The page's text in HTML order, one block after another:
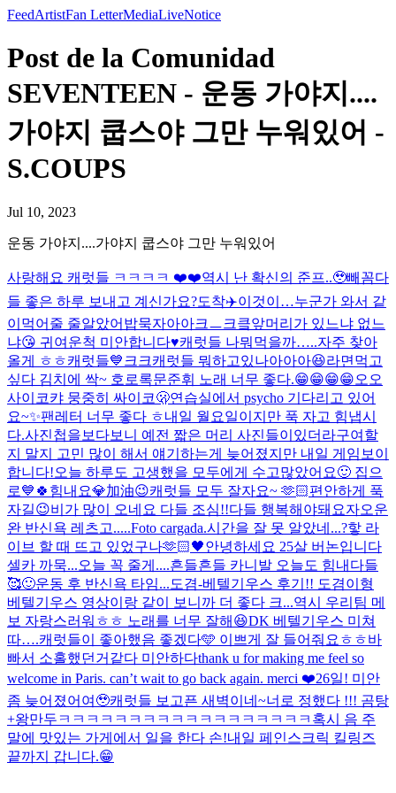
FeedArtistFan LetterMediaLiveNotice
Post de la Comunidad
SEVENTEEN - 운동 가야지....
가야지 쿱스야 그만 누워있어 -
S.COUPS
Jul 10, 2023
운동 가야지....가야지 쿱스야 그만 누워있어
사랑해요 캐럿들 ㅋㅋㅋㅋ ❤️❤️역시 난 확신의 준프..🥹빼꼼다
들 좋은 하루 보내고 계신가요?도착✈️이것이…누군가 와서 같
이먹어줄 줄알았어 밥묵자아아크ㅡ크킄앞머리가 있느냐 없느
냐😘 귀여운척 미안합니다♥️캐럿들 나뭐먹을까…..자주 찾아
올게 ㅎㅎ캐럿들💙크크캐럿들 뭐하고있나아아아😆라면먹고
싶다 김치에 싹~ 호로록문준휘 노래 너무 좋다.😁😁😁😁오오
사이코캬 뭉중히 싸이코🫢연습실에서 psycho 기다리고 있어
요~✨팬레터 너무 좋다 ㅎ내일 월요일이지만 푹 자고 힘냅시
다.사진첩을보다보니 예전 짧은 머리 사진들이있더라구여 할
지 말지 고민 많이 해서 얘기하는게 늦어졌지만 내일 게임보이
합니다!오늘 하루도 고생했을 모두에게 수고많았어요🙂 집으
로💙 🍀힘내요💎加油😉캐럿들 모두 잘자요~ 🫶🏻편안하게 푹
자길😉비가 많이 오네요 다들 조심!!다들 행복해야돼요자오운
완 반신욕 레츠고.....Foto cargada.시간을 잘 못 알았네...?핳 라
이브 할 때 뜨고 있었구나🫶🏻🖤안녕하세요 25살 버논입니다
셀카 까묵...오늘 꼭 줄게....흔들흔들 카니발 오늘도 힘내다들
🥰🙂운동 후 반신욕 타임...도겸-베텔기우스 후기!! 도겸이형
베텔기우스 영상이랑 같이 보니까 더 좋다 크...역시 우리팀 메
보 자랑스러워ㅎㅎ 노래를 너무 잘해😆DK 베텔기우스 미쳐
따….캐럿들이 좋아했음 좋겠다🩵 이쁘게 잘 들어줘요ㅎㅎ바
빠서 소홀했던거같다 미안하다thank u for making me feel so
welcome in Paris. can’t wait to go back again. merci ❤️26일! 미안
좀 늦어졌어여🥹캐럿들 보고픈 새벽이네~너로 정했다 !!! 곰탕
+왕만두 ㅋㅋㅋㅋㅋㅋㅋㅋㅋㅋㅋㅋㅋㅋㅋㅋㅋㅋ 혹시 음 주
말에 맛있는 가게에서 일을 한다 손!내일 페인스크릭 킬링즈
끝까지 갑니다.😁